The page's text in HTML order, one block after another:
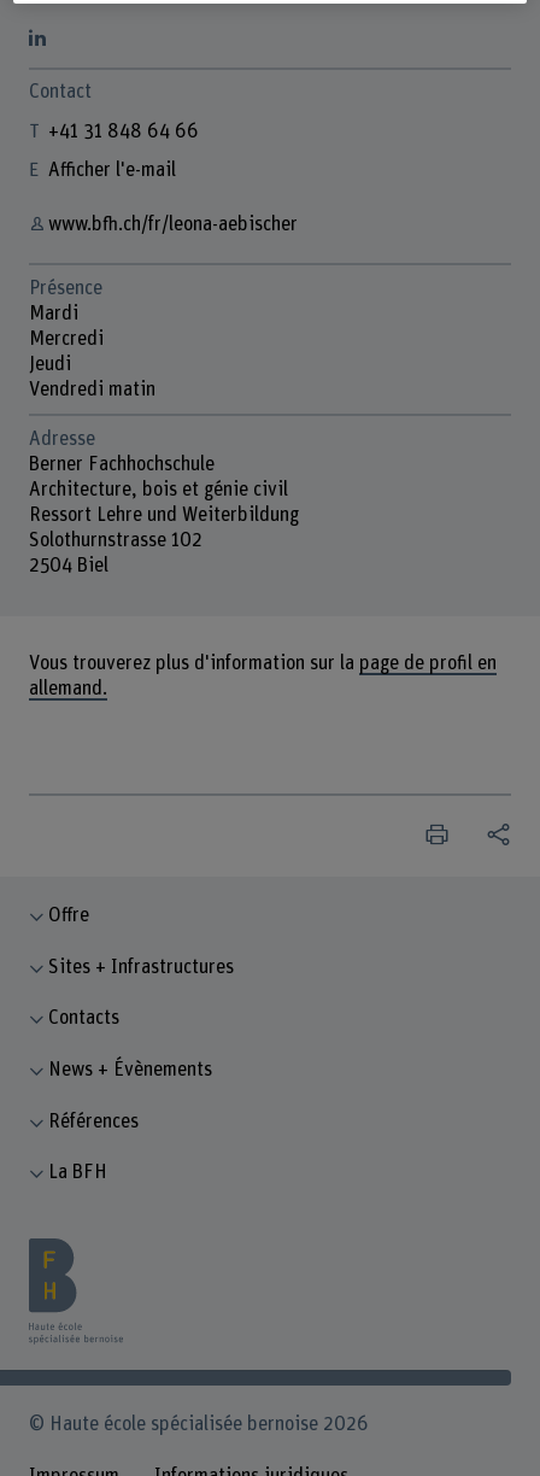
Contact
+41 31 848 64 66
Afficher l'e-mail
www.bfh.ch/fr/leona-aebischer
Présence
Mardi
Mercredi
Jeudi
Vendredi matin
Adresse
Berner Fachhochschule
Architecture, bois et génie civil
Ressort Lehre und Weiterbildung
Solothurnstrasse 102
2504 Biel
Vous trouverez plus d'information sur la page de profil en
allemand.
Offre
Sites + Infrastructures
Contacts
News + Évènements
Références
La BFH
© Haute école spécialisée bernoise 2026